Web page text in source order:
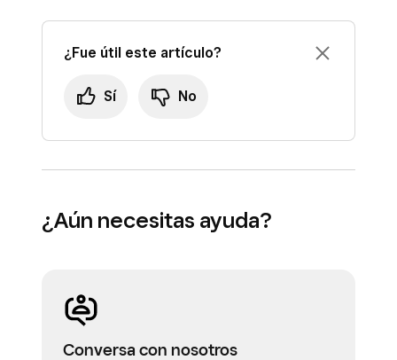
Square.
¿Fue útil este artículo?
Sí No
¿Aún necesitas ayuda?
Conversa con nosotros